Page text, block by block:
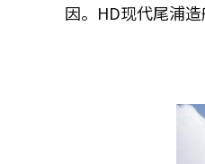
因。HD现代尾浦